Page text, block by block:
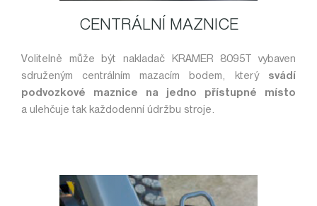
CENTRÁLNÍ MAZNICE
Volitelně může být nakladač KRAMER 8095T vybaven
sdruženým centrálním mazacím bodem, který svádí
podvozkové maznice na jedno přístupné místo
a ulehčuje tak každodenní údržbu stroje.